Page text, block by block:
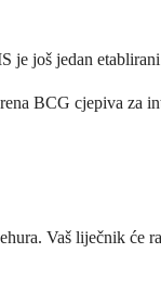
je još jedan
BCG cjepiva za
Vaš liječnik će